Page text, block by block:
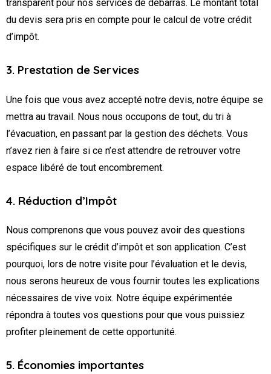
transparent pour nos services de débarras. Le montant total
du devis sera pris en compte pour le calcul de votre crédit
d’impôt.
3. Prestation de Services
Une fois que vous avez accepté notre devis, notre équipe se
mettra au travail. Nous nous occupons de tout, du tri à
l’évacuation, en passant par la gestion des déchets. Vous
n’avez rien à faire si ce n’est attendre de retrouver votre
espace libéré de tout encombrement.
4. Réduction d’Impôt
Nous comprenons que vous pouvez avoir des questions
spécifiques sur le crédit d’impôt et son application. C’est
pourquoi, lors de notre visite pour l’évaluation et le devis,
nous serons heureux de vous fournir toutes les explications
nécessaires de vive voix. Notre équipe expérimentée
répondra à toutes vos questions pour que vous puissiez
profiter pleinement de cette opportunité.
5. Économies importantes